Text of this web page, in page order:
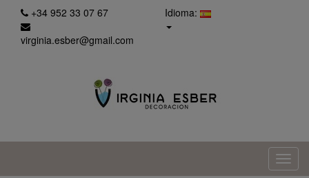
+34 952 33 07 67
virginia.esber@gmail.com
Idioma: